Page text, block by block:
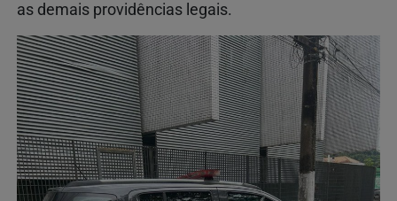
as demais providências legais.